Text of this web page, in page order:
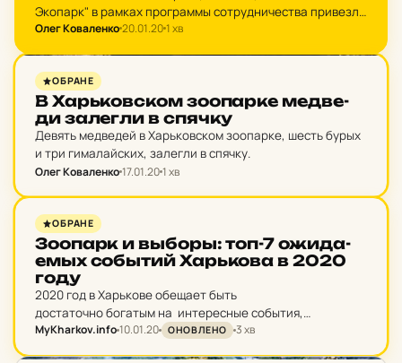
Экопарк" в рамках программы сотрудничества привезли
молодого самца зебры.
Олег Коваленко20.01.201 хв
НОВИНИ ХАРКОВА
ОБРАНЕ
В Харь­ков­ском зо­о­пар­ке мед­ве­
ди за­лег­ли в спячку
Девять медведей в Харьковском зоопарке, шесть бурых
и три гималайских, залегли в спячку.
Олег Коваленко17.01.201 хв
ВИБОРИ
ОБРАНЕ
Зо­о­парк и выборы: топ-7 ожи­да­
емых соб­ытий Харь­ко­ва в 2020
году
2020 год в Харькове обещает быть
достаточно богатым на интересные события,
реформы и некоторые инновации.
MyKharkov.info10.01.20 ОНОВЛЕНО 3 хв